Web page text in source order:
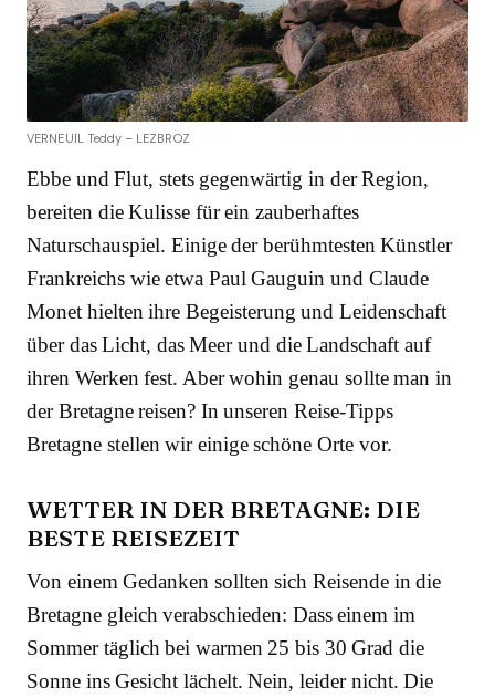
VERNEUIL Teddy – LEZBROZ
Ebbe und Flut, stets gegenwärtig in der Region,
bereiten die Kulisse für ein zauberhaftes
Naturschauspiel. Einige der berühmtesten Künstler
Frankreichs wie etwa Paul Gauguin und Claude
Monet hielten ihre Begeisterung und Leidenschaft
über das Licht, das Meer und die Landschaft auf
ihren Werken fest. Aber wohin genau sollte man in
der Bretagne reisen? In unseren Reise-Tipps
Bretagne stellen wir einige schöne Orte vor.
WETTER IN DER BRETAGNE: DIE
BESTE REISEZEIT
Von einem Gedanken sollten sich Reisende in die
Bretagne gleich verabschieden: Dass einem im
Sommer täglich bei warmen 25 bis 30 Grad die
Sonne ins Gesicht lächelt. Nein, leider nicht. Die